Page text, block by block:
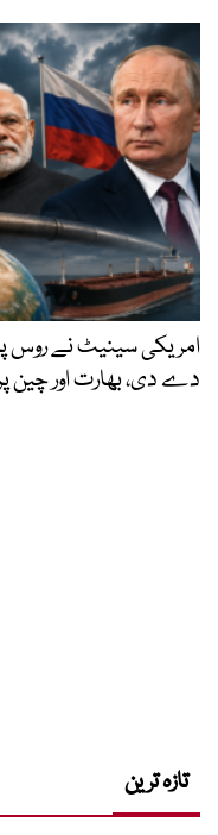
امریکی سینیٹ نے روس
دے دی، بھارت اور چین پر 100 فیصد ٹیرف کا
تازہ ترین